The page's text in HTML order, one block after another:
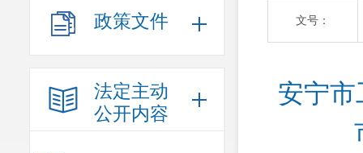
政策文件
法定主动
公开内容
文号：
安宁